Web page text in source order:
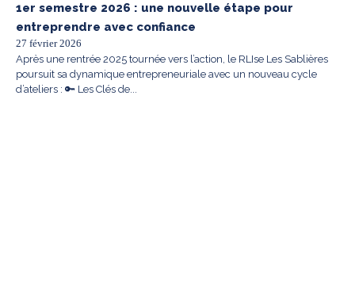
1er semestre 2026 : une nouvelle étape pour
entreprendre avec confiance
27 février 2026
Après une rentrée 2025 tournée vers l’action, le RLIse Les Sablières
poursuit sa dynamique entrepreneuriale avec un nouveau cycle
d’ateliers : 🔑 Les Clés de...